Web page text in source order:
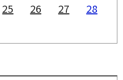
25 26 27
28